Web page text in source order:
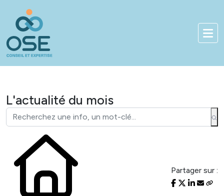
L'actualité du mois
Partager sur :